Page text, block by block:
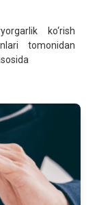
ko‘rish
tomonidan